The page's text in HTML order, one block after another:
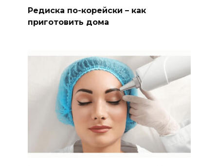
Редиска по-корейски – как
приготовить дома